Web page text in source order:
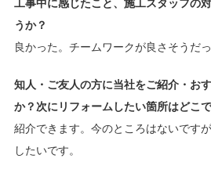
工事中に感じたこと、施工スタッフの
うか？
良かった。チームワークが良さそうだっ
知人・ご友人の方に当社をご紹介・お
か？次にリフォームしたい箇所はどこ
紹介できます。今のところはないです
したいです。